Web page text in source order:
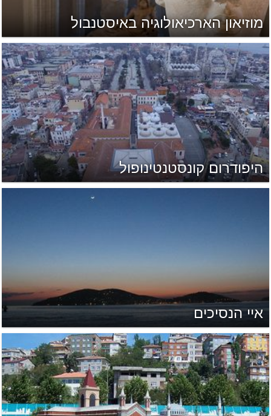
מוזיאון הארכיאולוגיה באיסטנבול
היפודרום קונסטנטינופול
איי הנסיכים